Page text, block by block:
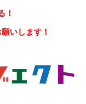
！
いします！